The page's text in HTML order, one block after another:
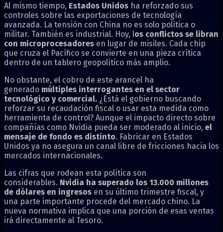
Al mismo tiempo, Estados Unidos ha reforzado sus
controles sobre las exportaciones de tecnología
avanzada. La tensión con China no es solo política o
militar. También es industrial. Hoy, los conflictos se libran
con microprocesadores en lugar de misiles. Cada chip
que cruza el Pacífico se convierte en una pieza crítica
dentro de un tablero geopolítico más amplio.
No obstante, el cobro de este arancel ha
generado múltiples interrogantes en el sector
tecnológico y comercial. ¿Está el gobierno buscando
reforzar su recaudación fiscal o usar esta medida como
herramienta de control? Aunque el impacto directo sobre
compañías como Nvidia pueda ser moderado al inicio, el
mensaje de fondo es distinto. Fabricar en Estados
Unidos ya no asegura un canal libre de fricciones hacia los
mercados internacionales.
Las cifras que rodean esta política son
considerables. Nvidia ha superado los 13.000 millones
de dólares en ingresos en su último trimestre fiscal, y
una parte importante procede del mercado chino. La
nueva normativa implica que una porción de esas ventas
irá directamente al Tesoro.